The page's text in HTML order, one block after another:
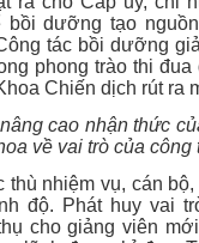
bồi dưỡng tạo
tác bồi dưỡng
phong trào thi
Chiến dịch rút ra
cao nhận thức
về vai trò của công
thù nhiệm vụ, cán
độ. Phát huy vai
cho giảng viên